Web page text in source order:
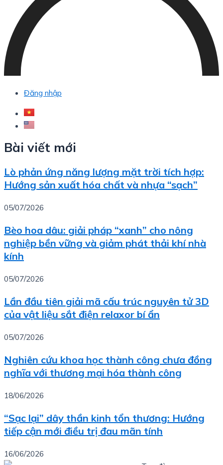
Đăng nhập
Bài viết mới
Lò phản ứng năng lượng mặt trời tích hợp:
Hướng sản xuất hóa chất và nhựa “sạch”
05/07/2026
Bèo hoa dâu: giải pháp “xanh” cho nông
nghiệp bền vững và giảm phát thải khí nhà
kính
05/07/2026
Lần đầu tiên giải mã cấu trúc nguyên tử 3D
của vật liệu sắt điện relaxor bí ẩn
05/07/2026
Nghiên cứu khoa học thành công chưa đồng
nghĩa với thương mại hóa thành công
18/06/2026
“Sạc lại” dây thần kinh tổn thương: Hướng
tiếp cận mới điều trị đau mãn tính
16/06/2026